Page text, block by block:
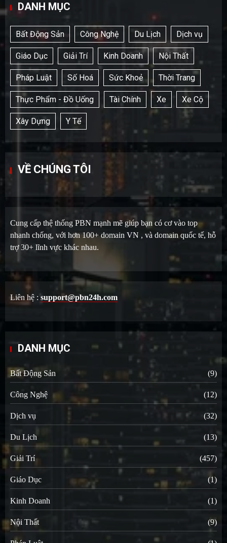
DANH MỤC
Bất Động Sản Công Nghệ Du Lịch Dịch vụ
Giáo Dục Giải Trí Kinh Doanh Nội Thất
Pháp Luật Số Hoá Sức Khoẻ Thời Trang
Thực Phẩm - Đồ Uống Tài Chính Xe Xe Cộ
Xây Dựng Y Tế
VỀ CHÚNG TÔI
Cung cấp thệ thống PBN mạnh mẽ giúp bạn có cơ vào top
nhanh chống, với hơn 100+ domain VN , và domain quốc tế, hỗ
trợ 30+ lĩnh vực khác nhau.
Liên hệ :support@pbn24h.com
DANH MỤC
Bất Động Sản (9)
Công Nghệ (12)
Dịch vụ (32)
Du Lịch (13)
Giải Trí (457)
Giáo Dục (1)
Kinh Doanh (1)
Nội Thất (9)